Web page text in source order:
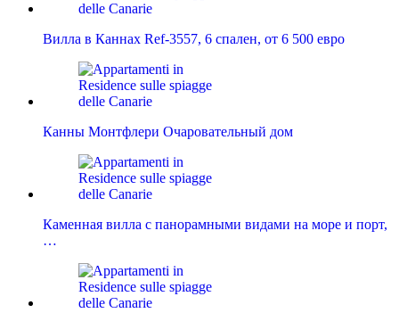
Вилла в Каннах Ref-3557, 6 спален, от 6 500 евро
Канны Mонтфлери Очаровательный дом
Каменная вилла с панорамными видами на море и порт,
…